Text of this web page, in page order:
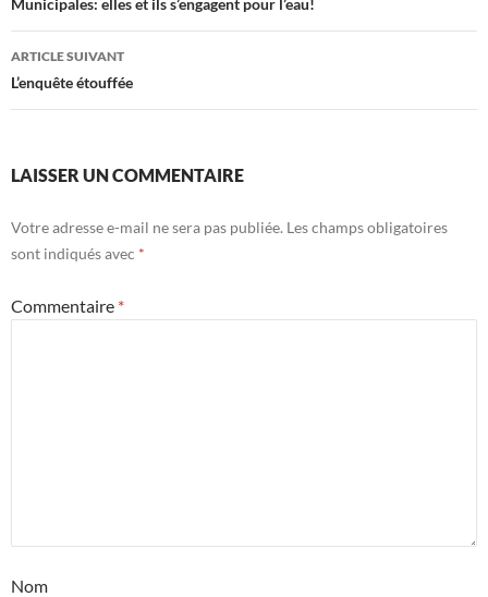
des
articles
ARTICLE SUIVANT
L’enquête étouffée
LAISSER UN COMMENTAIRE
Votre adresse e-mail ne sera pas publiée. Les champs obligatoires
sont indiqués avec *
Commentaire *
Nom